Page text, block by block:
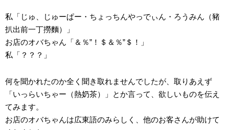
私「じゅ、じゅーぱー・ちょっちんやっでぃん・ろうみん（豬
扒出前一丁撈麵）」
お店のオバちゃん「＆％”！＄＆％”＄！」
私「？？？」
何を聞かれたのか全く聞き取れませんでしたが、取りあえず
「いっらいちゃー（熱奶茶）」とか言って、欲しいものを伝え
てみます。
お店のオバちゃんは広東語のみらしく、他のお客さんが助けて